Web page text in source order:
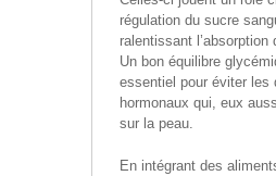
régulation du sucre
ralentissant l’absorption
Un bon équilibre
essentiel pour éviter les
hormonaux qui, eux
sur la peau.
En intégrant des